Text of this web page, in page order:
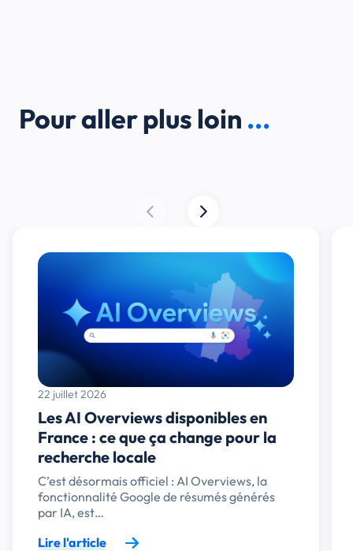
Pour aller plus loin ...
22 juillet 2026
Les AI Overviews disponibles en
France : ce que ça change pour la
recherche locale
C’est désormais officiel : AI Overviews, la
fonctionnalité Google de résumés générés
par IA, est…
Lire l'article